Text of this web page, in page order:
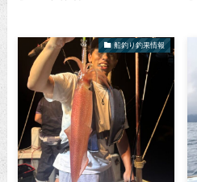
船釣り釣果情報